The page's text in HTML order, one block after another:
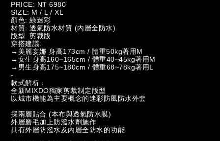
PRICE: NT 6980
SIZE: M / L / XL
顏色: 綠迷彩
材質: 透氣防水材質 (內層全防水)
版型: 剪裁版
穿搭建議:
→美麗妄娜 身高173cm / 體重50kg著用M
→女生身高160~165cm / 體重40~45kg著用M
→男生身高175~180cm / 體重68~78kg著用L
-
款式解析：
全新MIXDO獨家剪裁制定版型
以城市機能為主要概念的迷彩防風防水外套
採兩層貼合 (本布與透氣防水膜)
外層磨毛加上防潑水劑施作
具有外層防潑水及內層全防水的功能